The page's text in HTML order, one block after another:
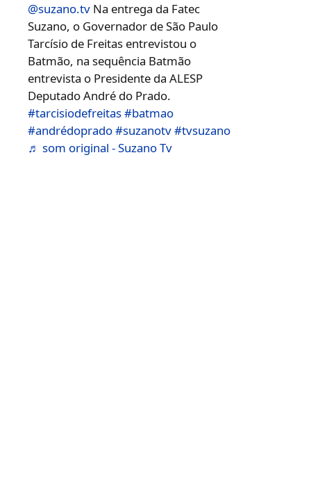
@suzano.tv Na entrega da Fatec
Suzano, o Governador de São Paulo
Tarcísio de Freitas entrevistou o
Batmão, na sequência Batmão
entrevista o Presidente da ALESP
Deputado André do Prado.
#tarcisiodefreitas#batmao
#andrédoprado#suzanotv#tvsuzano
♬ som original - Suzano Tv